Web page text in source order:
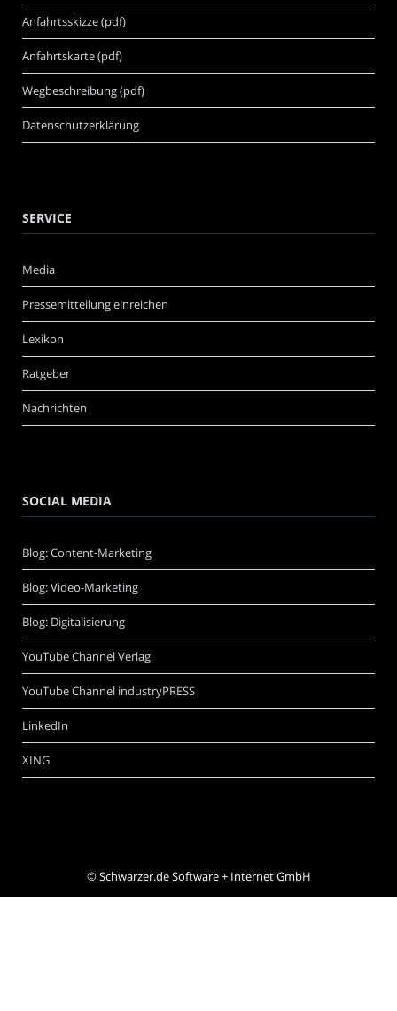
Anfahrtsskizze (pdf)
Anfahrtskarte (pdf)
Wegbeschreibung (pdf)
Datenschutzerklärung
SERVICE
Media
Pressemitteilung einreichen
Lexikon
Ratgeber
Nachrichten
SOCIAL MEDIA
Blog: Content-Marketing
Blog: Video-Marketing
Blog: Digitalisierung
YouTube Channel Verlag
YouTube Channel industryPRESS
LinkedIn
XING
©Schwarzer.de Software + Internet GmbH